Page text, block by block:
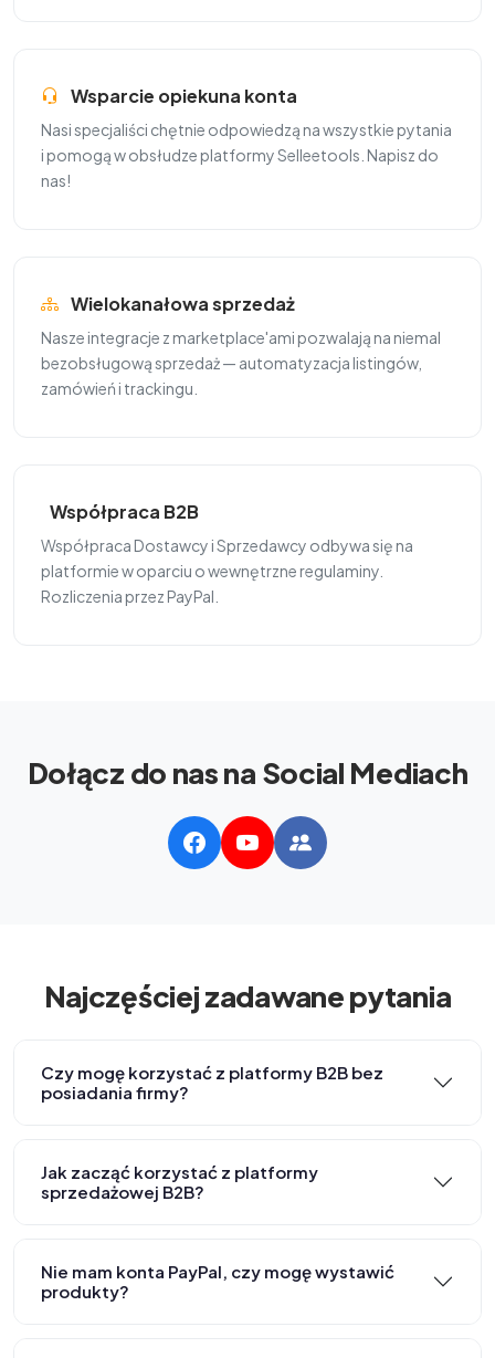
Wsparcie opiekuna konta
Nasi specjaliści chętnie odpowiedzą na wszystkie pytania
i pomogą w obsłudze platformy Selleetools. Napisz do
nas!
Wielokanałowa sprzedaż
Nasze integracje z marketplace'ami pozwalają na niemal
bezobsługową sprzedaż — automatyzacja listingów,
zamówień i trackingu.
Współpraca B2B
Współpraca Dostawcy i Sprzedawcy odbywa się na
platformie w oparciu o wewnętrzne regulaminy.
Rozliczenia przez PayPal.
Dołącz do nas na Social Mediach
Najczęściej zadawane pytania
Czy mogę korzystać z platformy B2B bez
posiadania firmy?
Jak zacząć korzystać z platformy
sprzedażowej B2B?
Nie mam konta PayPal, czy mogę wystawić
produkty?